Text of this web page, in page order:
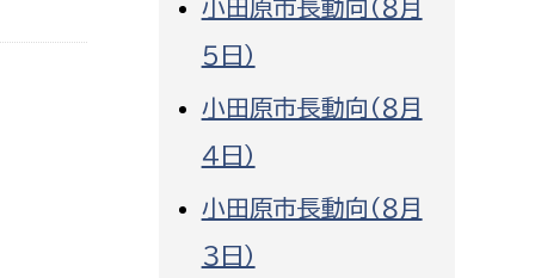
消防課
警防第1課
警防第2課
監査事務局
監査事務局
小田原市長動向（８月
５日）
小田原市長動向（８月
４日）
小田原市長動向（８月
３日）